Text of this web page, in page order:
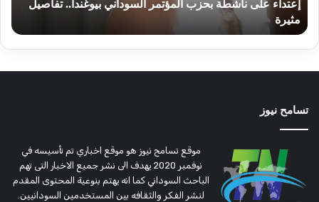
مثيرة
إعتداء على ناشطة بحزب المؤتمر السوداني بيوغندا.. تفاصيل
مثيرة
تسامح نيوز
موقع تسامح نيوز هو موقع اخباري تم تأسيسه في
نوفمبر 2020 يهدف الى نشر جميع الاخبار التى تهم
الباحث السوداني كما انه يهتم بنوعية المحتوى المقدم
لنشر الفكر والثقافه بين المستخدمين السودانيين.